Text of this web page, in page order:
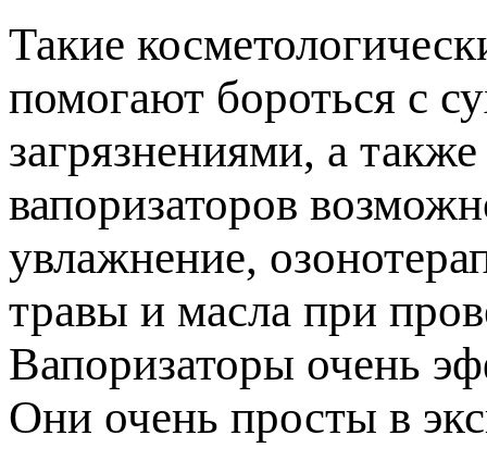
Такие
помогают бороться с
загрязнениями, а
вапоризаторов
увлажнение,
травы и масла при
Вапоризаторы очень
Они очень просты в